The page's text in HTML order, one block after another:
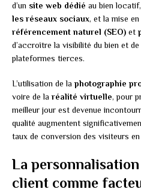
d’un site web dédié au bien
les réseaux sociaux, et la mise
référencement naturel (SEO) et
d’accroître la visibilité du bien et
plateformes tierces.
L’utilisation de la photographie
voire de la réalité virtuelle, pour
meilleur jour est devenue
qualité augmentent
taux de conversion des visiteurs
La personnalisation
client comme